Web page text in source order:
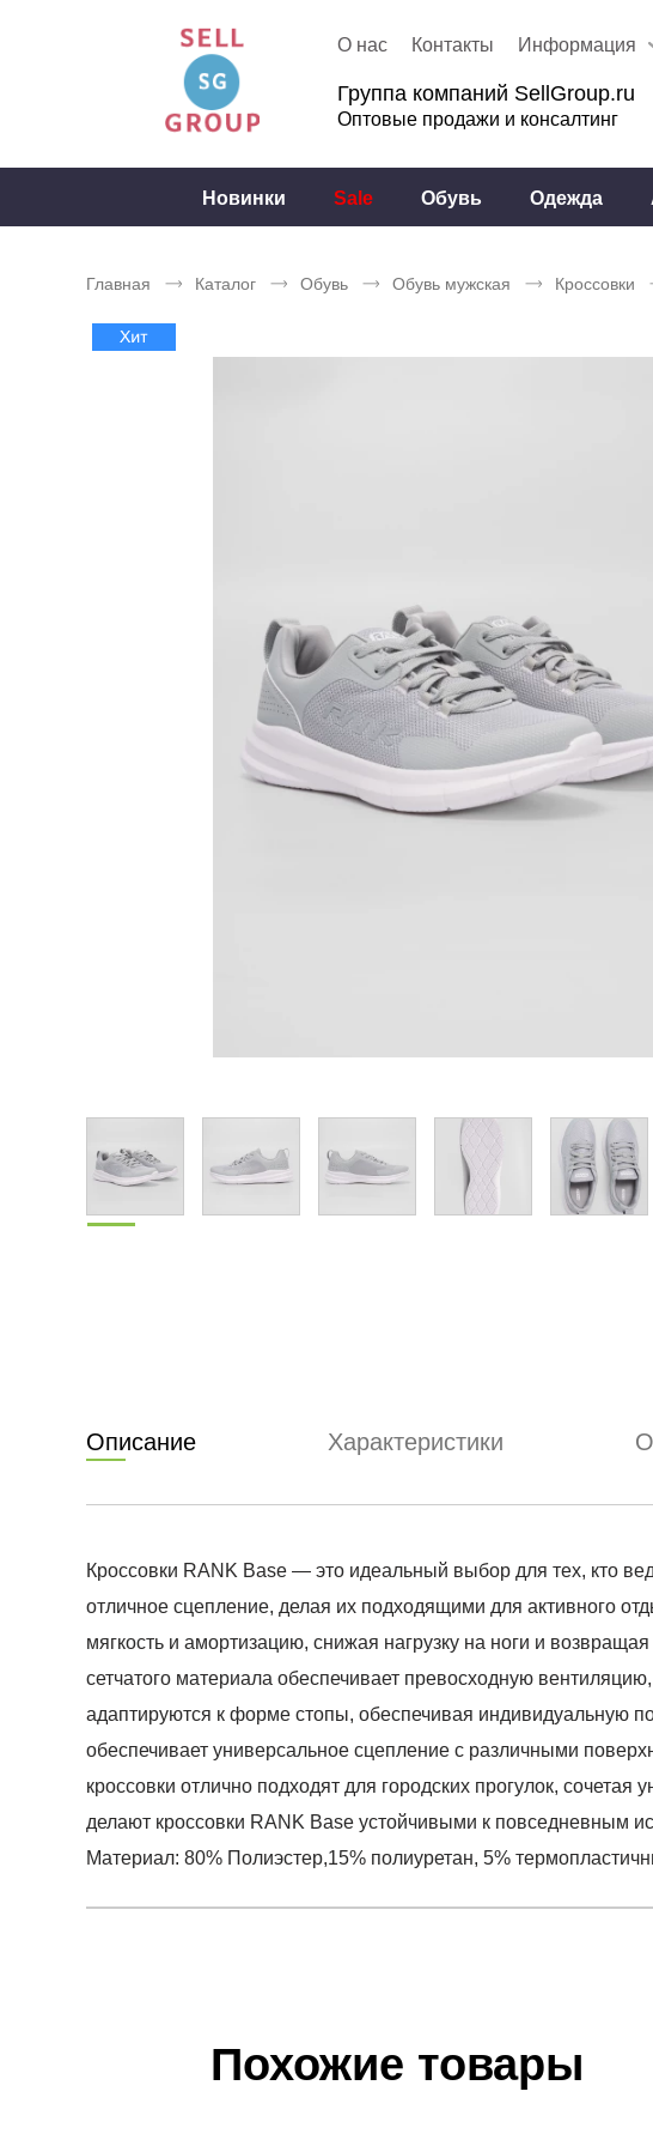
О нас Контакты Информация
Группа компаний SellGroup.ru
Оптовые продажи и консалтинг
Новинки Sale Обувь Одежда
Главная Каталог Обувь Обувь мужская Кроссовки
Описание Характеристики
Кроссовки RANK Base — это идеальный выбор для тех, кто
отличное сцепление, делая их подходящими для активного
мягкость и амортизацию, снижая нагрузку на ноги и
сетчатого материала обеспечивает превосходную
адаптируются к форме стопы, обеспечивая индивидуальную
обеспечивает универсальное сцепление с различными
кроссовки отлично подходят для городских прогулок,
делают кроссовки RANK Base устойчивыми к повседневным
Материал: 80% Полиэстер,15% полиуретан, 5%
RANK Base
0
Похожие товары